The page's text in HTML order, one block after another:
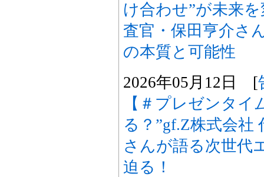
け合わせ”が未来
査官・保田亨介さ
の本質と可能性
2026年05月12日 [
【＃プレゼンタ
る？”gf.Z株式会社
さんが語る次世代
迫る！